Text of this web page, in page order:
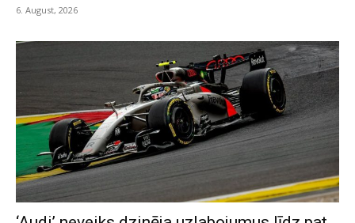
6. August, 2026